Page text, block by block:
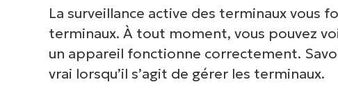
La surveillance active des terminaux vous
terminaux. À tout moment, vous pouvez
un appareil fonctionne correctement.
vrai lorsqu’il s’agit de gérer les terminaux.